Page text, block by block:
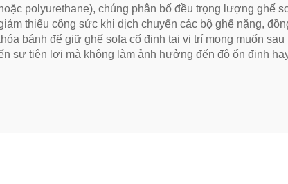
polyurethane), chúng phân bố đều trọng lượng ghế
thiểu công sức khi dịch chuyển các bộ ghế nặng,
bánh để giữ ghế sofa cố định tại vị trí mong muốn sau
sự tiện lợi mà không làm ảnh hưởng đến độ ổn định